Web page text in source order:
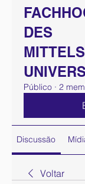
DES
Público · 2
Discussão
Voltar